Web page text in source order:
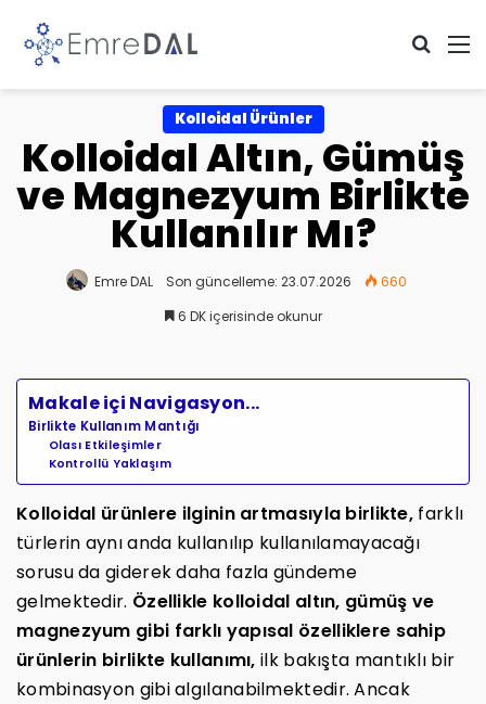
Kolloidal Ürünler
Kolloidal Altın, Gümüş
ve Magnezyum Birlikte
Kullanılır Mı?
Emre DAL Son güncelleme: 23.07.2026
660
6 DK içerisinde okunur
Makale içi Navigasyon...
Birlikte Kullanım Mantığı
Olası Etkileşimler
Kontrollü Yaklaşım
Kolloidal ürünlere ilginin artmasıyla birlikte, farklı
türlerin aynı anda kullanılıp kullanılamayacağı
sorusu da giderek daha fazla gündeme
gelmektedir. Özellikle kolloidal altın, gümüş ve
magnezyum gibi farklı yapısal özelliklere sahip
ürünlerin birlikte kullanımı, ilk bakışta mantıklı bir
kombinasyon gibi algılanabilmektedir. Ancak